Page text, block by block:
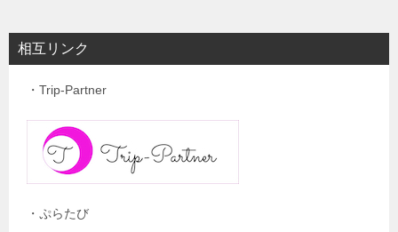
相互リンク
・Trip-Partner
・ぷらたび